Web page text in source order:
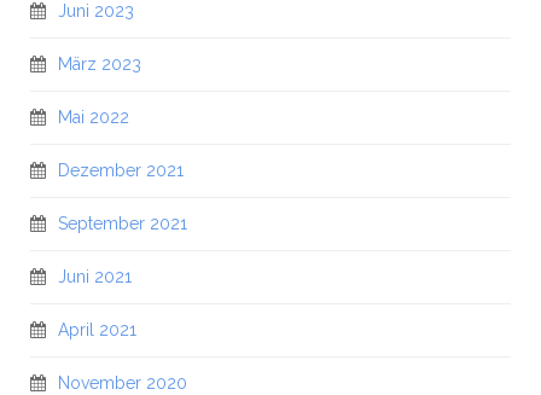
Juni 2023
März 2023
Mai 2022
Dezember 2021
September 2021
Juni 2021
April 2021
November 2020